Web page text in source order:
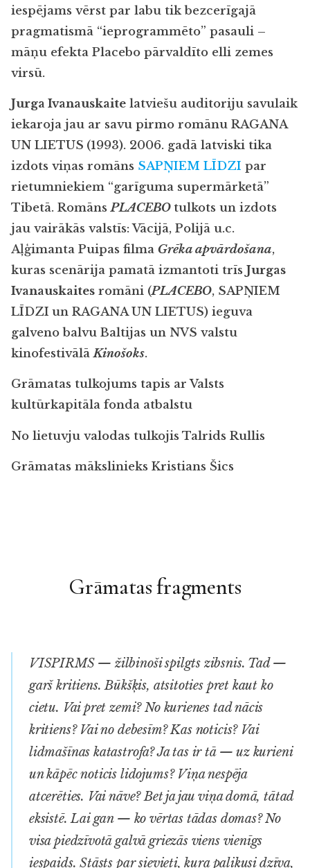
iespējams vērst par labu tik bezcerīgajā
pragmatismā “ieprogrammēto” pasauli –
māņu efekta Placebo pārvaldīto elli zemes
virsū.
Jurga Ivanauskaite latviešu auditoriju savulaik
iekaroja jau ar savu pirmo romānu RAGANA
UN LIETUS (1993). 2006. gadā latviski tika
izdots viņas romāns SAPŅIEM LĪDZI par
rietumniekiem “garīguma supermārketā”
Tibetā. RomānsPLACEBO tulkots un izdots
jau vairākās valstīs: Vācijā, Polijā u.c.
Aļģimanta Puipas filma Grēka apvārdošana,
kuras scenārija pamatā izmantoti trīs Jurgas
Ivanauskaites romāni (PLACEBO, SAPŅIEM
LĪDZI un RAGANA UN LIETUS) ieguva
galveno balvu Baltijas un NVS valstu
kinofestivālāKinošoks.
Grāmatas tulkojums tapis ar Valsts
kultūrkapitāla fonda atbalstu
No lietuvju valodas tulkojis Talrids Rullis
Grāmatas mākslinieks Kristians Šics
Grāmatas fragments
VISPIRMS — žilbinoši spilgts zibsnis. Tad —
garš kritiens. Būkšķis, atsitoties pret kaut ko
cietu. Vai pret zemi? No kurienes tad nācis
kritiens? Vai no debesīm? Kas noticis? Vai
lidmašīnas katastrofa? Ja tas ir tā — uz kurieni
un kāpēc noticis lidojums? Viņa nespēja
atcerēties. Vai nāve? Bet ja jau viņa domā, tātad
eksistē. Lai gan — ko vērtas tādas domas? No
visa piedzīvotā galvā griezās viens vienīgs
iespaids. Stāsts par sievieti, kura palikusi dzīva,